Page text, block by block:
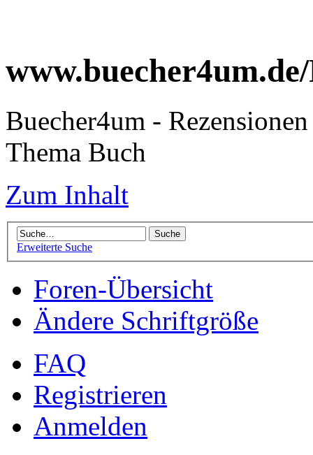
Buecher4um -
Thema Buch
Zum Inhalt
Erweiterte Suche
Foren-Übersicht
Ändere Schriftgröße
FAQ
Registrieren
Anmelden